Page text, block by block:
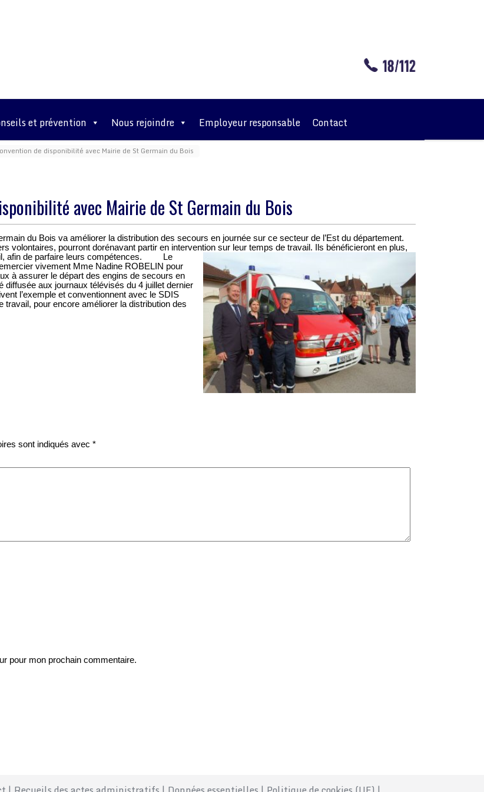
et prévention Nous rejoindre Employeur responsable Contact
de disponibilité avec Mairie de St Germain du Bois
avec Mairie de St Germain du Bois
du Bois va améliorer la distribution des secours en journée sur ce secteur de l’Est du département.
volontaires, pourront dorénavant partir en intervention sur leur temps de travail. Ils bénéficieront en plus,
afin de parfaire leurs compétences.
Le
vivement Mme Nadine ROBELIN pour
à assurer le départ des engins de secours en
aux journaux télévisés du 4 juillet dernier
l’exemple et conventionnent avec le SDIS
pour encore améliorer la distribution des
sont indiqués avec *
pour mon prochain commentaire.